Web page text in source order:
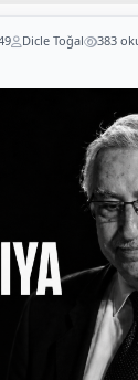
Dicle Toğal 383